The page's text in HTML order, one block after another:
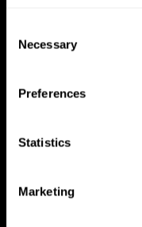
Selection
Necessary
Preferences
Statistics
Marketing